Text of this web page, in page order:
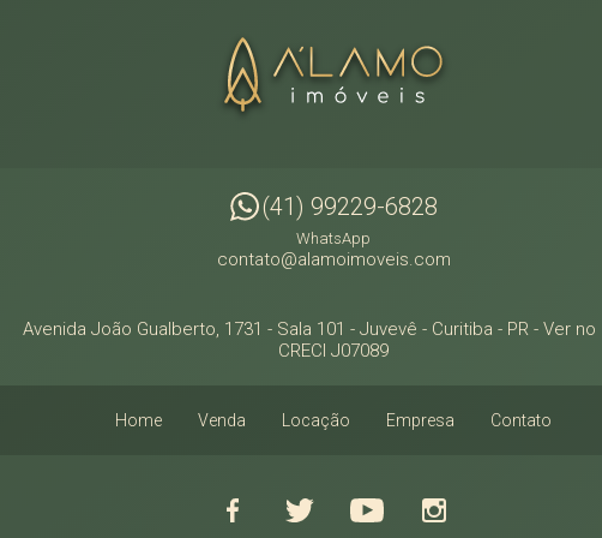
(41) 99229-6828
WhatsApp
contato@alamoimoveis.com
Avenida João Gualberto, 1731 - Sala 101 - Juvevê - Curitiba - PR- Ver no
CRECI J07089
Home Venda Locação Empresa Contato